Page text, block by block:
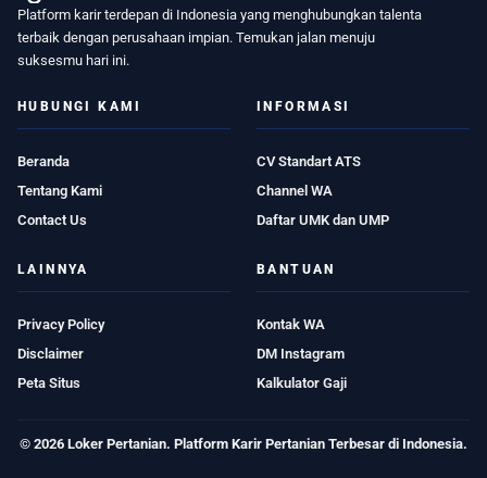
Platform karir terdepan di Indonesia yang menghubungkan talenta
terbaik dengan perusahaan impian. Temukan jalan menuju
suksesmu hari ini.
HUBUNGI KAMI
Beranda
Tentang Kami
Contact Us
INFORMASI
CV Standart ATS
Channel WA
Daftar UMK dan UMP
LAINNYA
Privacy Policy
Disclaimer
Peta Situs
BANTUAN
Kontak WA
DM Instagram
Kalkulator Gaji
© 2026 Loker Pertanian. Platform Karir Pertanian Terbesar di Indonesia.